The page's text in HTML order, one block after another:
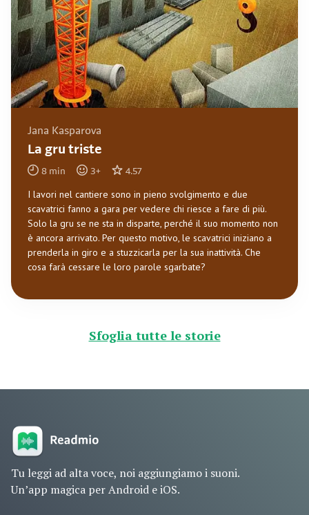
Jana Kasparova
La gru triste
8 min 3+ 4.57
I lavori nel cantiere sono in pieno svolgimento e due
scavatrici fanno a gara per vedere chi riesce a fare di più.
Solo la gru se ne sta in disparte, perché il suo momento non
è ancora arrivato. Per questo motivo, le scavatrici iniziano a
prenderla in giro e a stuzzicarla per la sua inattività. Che
cosa farà cessare le loro parole sgarbate?
Sfoglia tutte le storie
Tu leggi ad alta voce, noi aggiungiamo i suoni.
Un’app magica per Android e iOS.